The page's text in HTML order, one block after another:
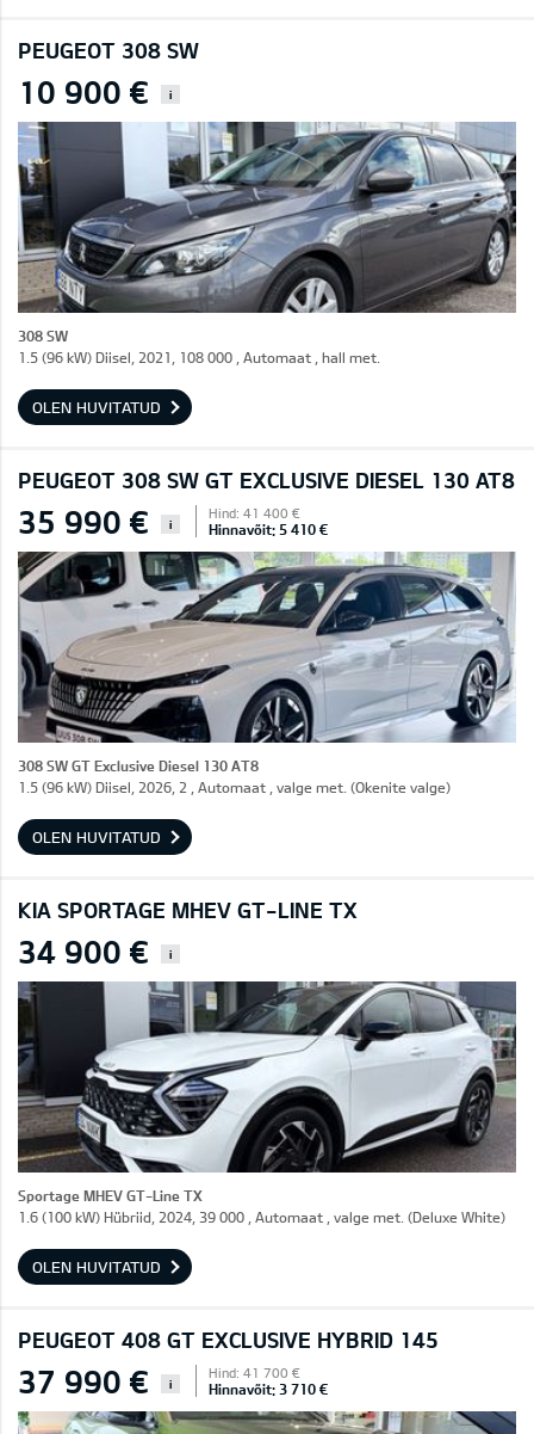
PEUGEOT 308 SW
10 900 € i
308 SW
1.5 (96 kW) Diisel, 2021, 108 000 , Automaat , hall met.
OLEN HUVITATUD
PEUGEOT 308 SW GT EXCLUSIVE DIESEL 130 AT8
35 990 € i
Hind: 41 400 €
Hinnavõit: 5 410 €
308 SW GT Exclusive Diesel 130 AT8
1.5 (96 kW) Diisel, 2026, 2 , Automaat , valge met. (Okenite valge)
OLEN HUVITATUD
KIA SPORTAGE MHEV GT-LINE TX
34 900 € i
Sportage MHEV GT-Line TX
1.6 (100 kW) Hübriid, 2024, 39 000 , Automaat , valge met. (Deluxe White)
OLEN HUVITATUD
PEUGEOT 408 GT EXCLUSIVE HYBRID 145
37 990 € i
Hind: 41 700 €
Hinnavõit: 3 710 €